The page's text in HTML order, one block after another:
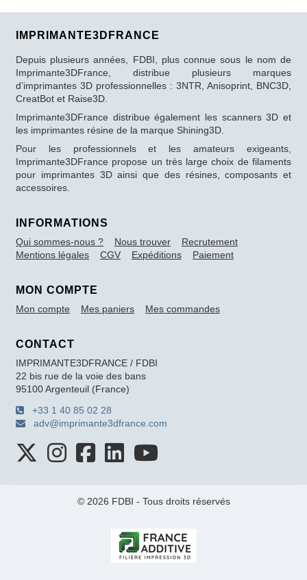
IMPRIMANTE3DFRANCE
Depuis plusieurs années, FDBI, plus connue sous le nom de
Imprimante3DFrance, distribue plusieurs marques
d’imprimantes 3D professionnelles : 3NTR, Anisoprint, BNC3D,
CreatBot et Raise3D.
Imprimante3DFrance distribue également les scanners 3D et
les imprimantes résine de la marque Shining3D.
Pour les professionnels et les amateurs exigeants,
Imprimante3DFrance propose un très large choix de filaments
pour imprimantes 3D ainsi que des résines, composants et
accessoires.
INFORMATIONS
Qui sommes-nous ? Nous trouver
Recrutement
Mentions légales
CGV Expéditions Paiement
MON COMPTE
Mon compte Mes paniers Mes commandes
CONTACT
IMPRIMANTE3DFRANCE / FDBI
22 bis rue de la voie des bans
95100 Argenteuil (France)
+33 1 40 85 02 28
adv@imprimante3dfrance.com
© 2026 FDBI - Tous droits réservés